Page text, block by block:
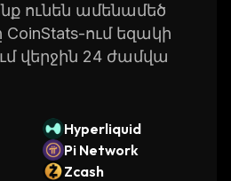
ունեն ամենամեծ
ում եզակի
վերջին 24 ժամվա
Hyperliquid
Pi Network
Zcash